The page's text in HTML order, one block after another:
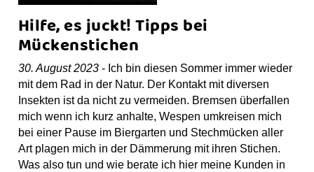
Hilfe, es juckt! Tipps bei
Mückenstichen
30. August 2023 - Ich bin diesen Sommer immer wieder
mit dem Rad in der Natur. Der Kontakt mit diversen
Insekten ist da nicht zu vermeiden. Bremsen überfallen
mich wenn ich kurz anhalte, Wespen umkreisen mich
bei einer Pause im Biergarten und Stechmücken aller
Art plagen mich in der Dämmerung mit ihren Stichen.
Was also tun und wie berate ich hier meine Kunden in